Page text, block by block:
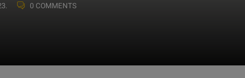
0 COMMENTS